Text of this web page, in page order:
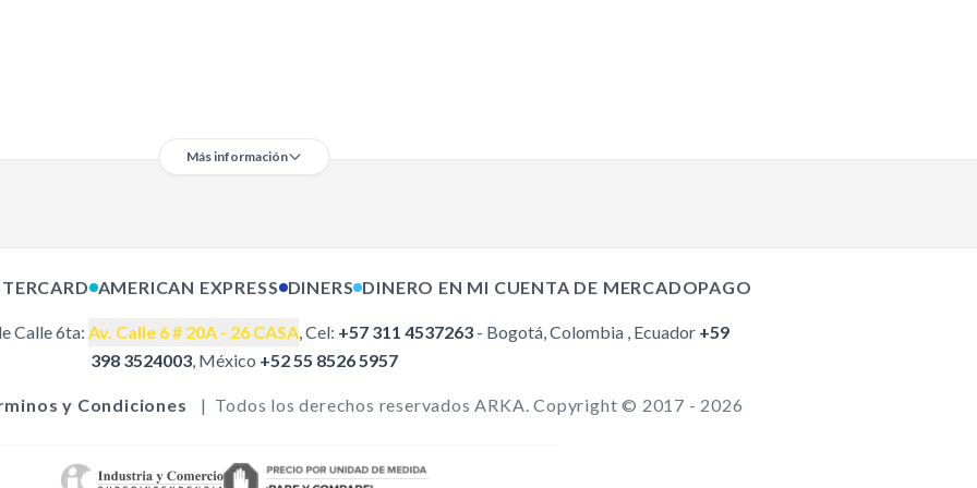
Más información
de
Devoluciones y Garantías
Medios de Pago
TikTok
Instagram
YouTube
AMERICAN EXPRESS DINERS DINERO EN MI CUENTA DE MERCADOPAGO
Calle 6ta: Av. Calle 6 # 20A - 26 CASA, Cel: +57 311 4537263 - Bogotá, Colombia , Ecuador +59
398 3524003, México +52 55 8526 5957
y Condiciones | Todos los derechos reservados ARKA. Copyright © 2017 - 2026